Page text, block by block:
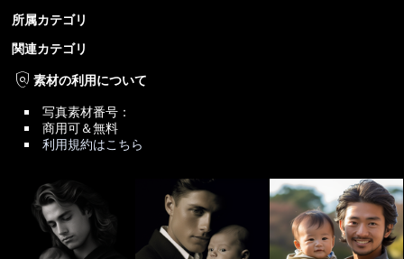
所属カテゴリ
関連カテゴリ
policy素材の利用について
写真素材番号：
商用可＆無料
利用規約はこちら